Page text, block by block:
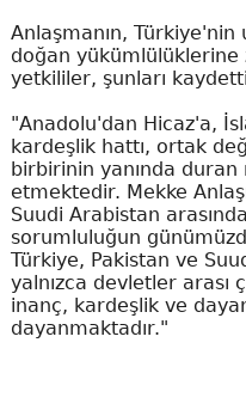
Anlaşmanın,
doğan
yetkililer, şunları
"Anadolu'dan Hicaz'a,
kardeşlik hattı, ortak
birbirinin yanında
etmektedir. Mekke
Suudi Arabistan
sorumluluğun
Türkiye, Pakistan ve
yalnızca devletler arası
inanç, kardeşlik ve
dayanmaktadır."